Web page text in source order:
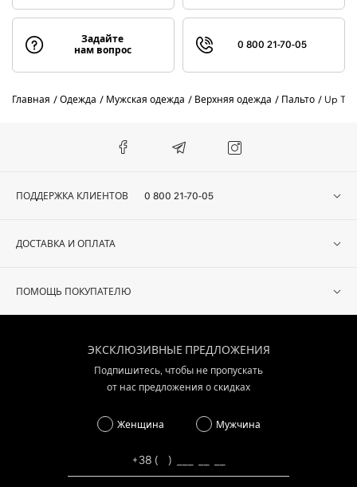
Задайте
нам вопрос
0 800 21-70-05
Главная Одежда Мужская одежда Верхняя одежда Пальто Up To
ПОДДЕРЖКА КЛИЕНТОВ 0 800 21-70-05
ДОСТАВКА И ОПЛАТА
ПОМОЩЬ ПОКУПАТЕЛЮ
ЭКСКЛЮЗИВНЫЕ ПРЕДЛОЖЕНИЯ
Подпишитесь, чтобы не пропускать
от нас предложения о скидках
Женщина Мужчина